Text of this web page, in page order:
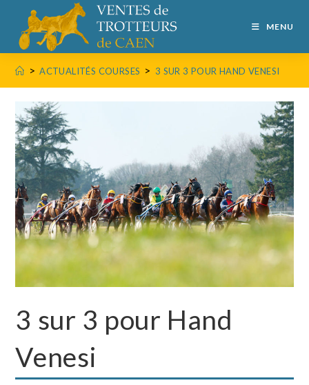
MENU
> ACTUALITÉS COURSES > 3 SUR 3 POUR HAND VENESI
3 sur 3 pour Hand
Venesi